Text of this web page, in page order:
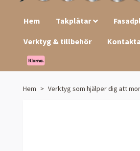
Hem Takplåtar
Verktyg & tillbehör
Hem Verktyg som hjälper dig att